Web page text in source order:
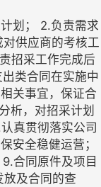
划； 2.负责需求
供应商的考核工
招采工作完成后
类合同在实施中
关事宜，保证合
析，对招采计划
真贯彻落实公司
安全稳健运营；
合同原件及项目
及合同的查